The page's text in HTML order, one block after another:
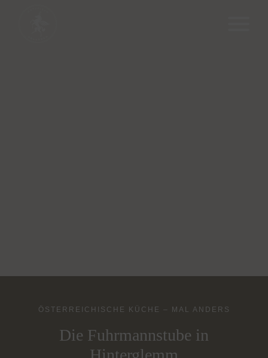
ÖSTERREICHISCHE KÜCHE – MAL ANDERS
Die Fuhrmannstube in